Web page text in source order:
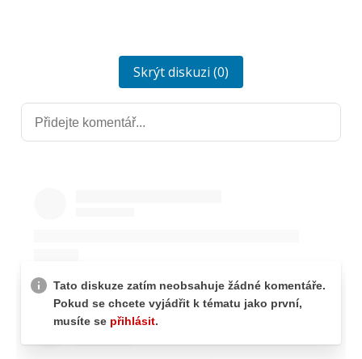
Skrýt diskuzi (0)